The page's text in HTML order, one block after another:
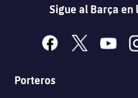
Sigue al Barça en
facebook
x youtube
Porteros